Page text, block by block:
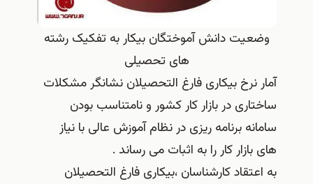
وضعیت دانش آموختگان بیکار به تفکیک رشته
های تحصیلی
آمار نرخ بیکاری فارغ التحصیلان نشانگر مشکلات
ساختاری در بازار کار کشور و نامتناسب بودن
سامانه برنامه ریزی در نظام آموزش عالی با نیاز
های بازار کار را به اثبات می رساند .
به اعتقاد کارشناسان ،بیکاری فارغ التحصیلان